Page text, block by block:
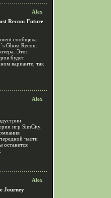
Alex
Recon: Future
сообщила
Ghost Recon:
Этот
будет
варианте, так
Alex
игр SimCity.
части
останется
Alex
Journey